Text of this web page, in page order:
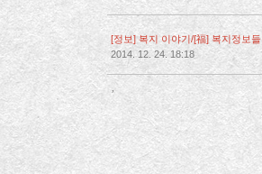
[정보] 복지 이야기/[福] 복지정보들
2014. 12. 24. 18:18